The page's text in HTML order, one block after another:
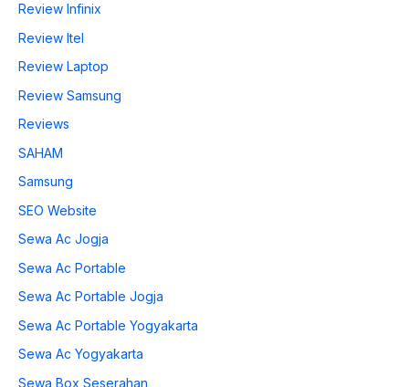
Review Infinix
Review Itel
Review Laptop
Review Samsung
Reviews
SAHAM
Samsung
SEO Website
Sewa Ac Jogja
Sewa Ac Portable
Sewa Ac Portable Jogja
Sewa Ac Portable Yogyakarta
Sewa Ac Yogyakarta
Sewa Box Seserahan